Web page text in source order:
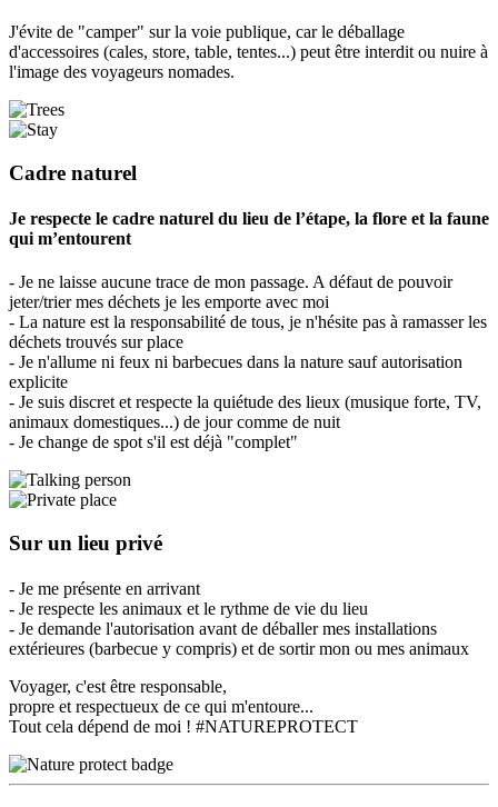
J'évite de "camper" sur la voie publique, car le déballage
d'accessoires (cales, store, table, tentes...) peut être interdit ou nuire à
l'image des voyageurs nomades.
Cadre naturel
Je respecte le cadre naturel du lieu de l’étape, la flore et la faune
qui m’entourent
- Je ne laisse aucune trace de mon passage. A défaut de pouvoir
jeter/trier mes déchets je les emporte avec moi
- La nature est la responsabilité de tous, je n'hésite pas à ramasser les
déchets trouvés sur place
- Je n'allume ni feux ni barbecues dans la nature sauf autorisation
explicite
- Je suis discret et respecte la quiétude des lieux (musique forte, TV,
animaux domestiques...) de jour comme de nuit
- Je change de spot s'il est déjà "complet"
Sur un lieu privé
- Je me présente en arrivant
- Je respecte les animaux et le rythme de vie du lieu
- Je demande l'autorisation avant de déballer mes installations
extérieures (barbecue y compris) et de sortir mon ou mes animaux
Voyager, c'est être responsable,
propre et respectueux de ce qui m'entoure...
Tout cela dépend de moi ! #NATUREPROTECT